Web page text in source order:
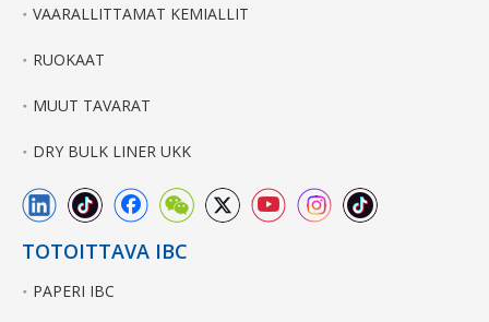
VAARALLITTAMAT KEMIALLIT
RUOKAAT
MUUT TAVARAT
DRY BULK LINER UKK
TOTOITTAVA IBC
PAPERI IBC